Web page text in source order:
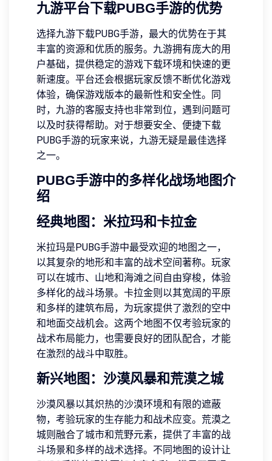
九游平台下载PUBG手游的优势
选择九游下载PUBG手游，最大的优势在于其
丰富的资源和优质的服务。九游拥有庞大的用
户基础，提供稳定的游戏下载环境和快速的更
新速度。平台还会根据玩家反馈不断优化游戏
体验，确保游戏版本的最新性和安全性。同
时，九游的客服支持也非常到位，遇到问题可
以及时获得帮助。对于想要安全、便捷下载
PUBG手游的玩家来说，九游无疑是最佳选择
之一。
PUBG手游中的多样化战场地图介
绍
经典地图：米拉玛和卡拉金
米拉玛是PUBG手游中最受欢迎的地图之一，
以其复杂的地形和丰富的战术空间著称。玩家
可以在城市、山地和海滩之间自由穿梭，体验
多样化的战斗场景。卡拉金则以其宽阔的平原
和多样的建筑布局，为玩家提供了激烈的空中
和地面交战机会。这两个地图不仅考验玩家的
战术布局能力，也需要良好的团队配合，才能
在激烈的战斗中取胜。
新兴地图：沙漠风暴和荒漠之城
沙漠风暴以其炽热的沙漠环境和有限的遮蔽
物，考验玩家的生存能力和战术应变。荒漠之
城则融合了城市和荒野元素，提供了丰富的战
斗场景和多样的战术选择。不同地图的设计让